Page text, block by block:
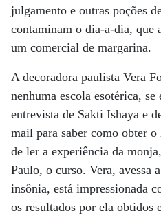
julgamento e outras poções
contaminam o dia-a-dia, que
um comercial de margarina.
A decoradora paulista Vera
nenhuma escola esotérica,
entrevista de Sakti Ishaya e
mail para saber como obter
de ler a experiência da
Paulo, o curso. Vera, avessa
insônia, está impressionada
os resultados por ela obtidos